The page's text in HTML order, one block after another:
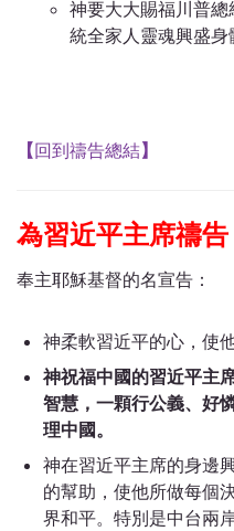
神要大大賜福川普
統全家人靈魂興盛身
【回到禱告總結】
為習近平主席禱告
奉主耶穌基督的名宣告：
神柔軟習近平的心，使
神祝福中國的習近平主
智慧，一顆行公義、好
理中國。
神在習近平主席的身邊
的幫助，使他所做每個
界和平。特別是中台兩